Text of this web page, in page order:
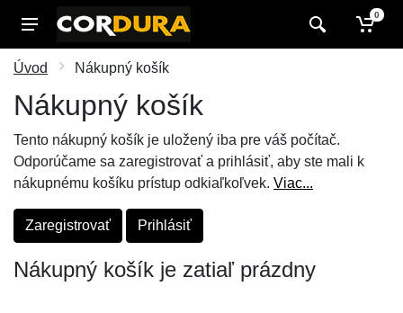
0
Úvod Nákupný košík
Nákupný košík
Tento nákupný košík je uložený iba pre váš počítač.
Odporúčame sa zaregistrovať a prihlásiť, aby ste mali k
nákupnému košíku prístup odkiaľkoľvek. Viac...
Zaregistrovať Prihlásiť
Nákupný košík je zatiaľ prázdny